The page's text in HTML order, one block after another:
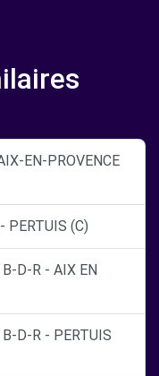
EN-PROVENCE
PERTUIS (C)
D-R - AIX EN
D-R - PERTUIS